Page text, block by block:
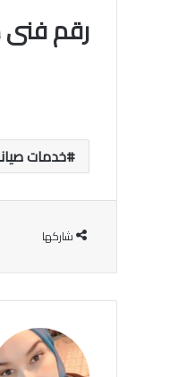
رقم فنى
خدمات
شاركها